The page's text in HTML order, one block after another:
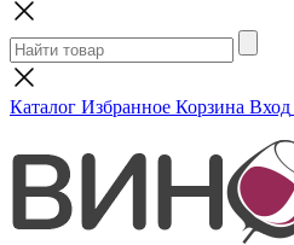
Каталог Избранное Корзина Вход